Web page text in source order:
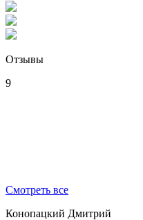
Отзывы
9
Смотреть все
Конопацкий Дмитрий